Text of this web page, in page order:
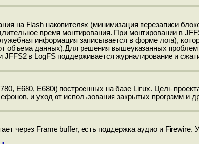
на Flash накопителях (минимизация перезаписи
время монтирования. При монтировании в
информация записывается в форме лога),
объема данных).Для решения вышеуказанных
в LogFS поддерживается журналирование и
E680, E680i) построенных на базе Linux. Цель
и уход от использования закрытых программ и
через Frame buffer, есть поддержка аудио и Firewire.